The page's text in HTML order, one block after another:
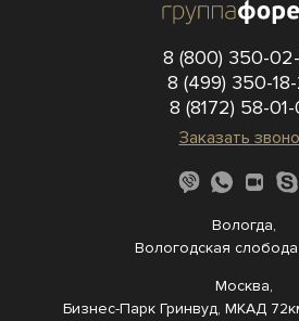
8 (800) 350-
8 (499) 350-
8 (8172) 58-
Заказать
Вологда,
Вологодская слобода
Москва,
Бизнес-Парк Гринвуд, МКАД